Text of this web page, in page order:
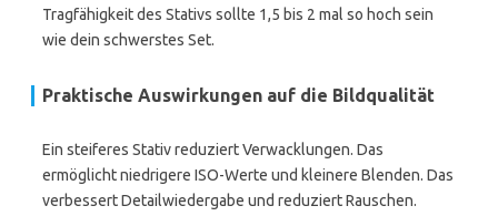
Tragfähigkeit des Stativs sollte 1,5 bis 2 mal so hoch sein
wie dein schwerstes Set.
Praktische Auswirkungen auf die Bildqualität
Ein steiferes Stativ reduziert Verwacklungen. Das
ermöglicht niedrigere ISO-Werte und kleinere Blenden. Das
verbessert Detailwiedergabe und reduziert Rauschen.